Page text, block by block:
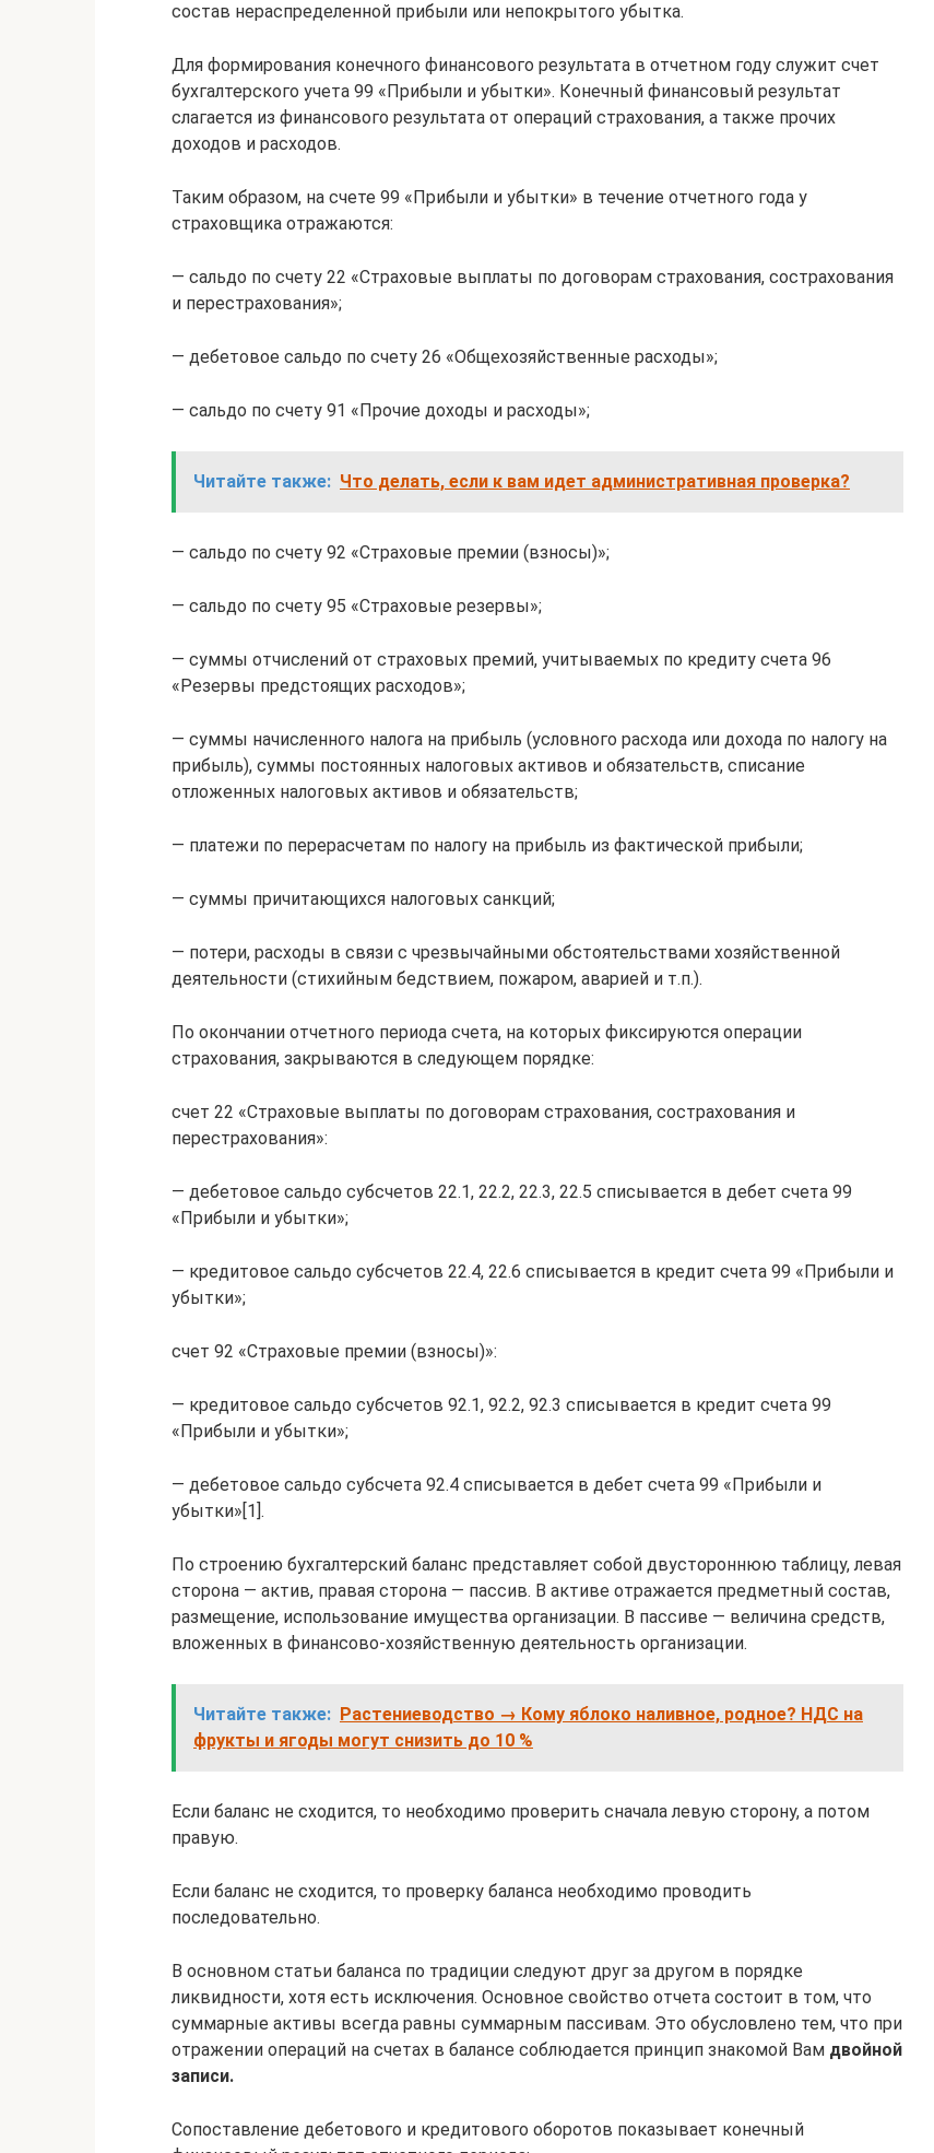
состав нераспределенной прибыли или непокрытого убытка.
Для формирования конечного финансового результата в отчетном году служит счет
бухгалтерского учета 99 «Прибыли и убытки». Конечный финансовый результат
слагается из финансового результата от операций страхования, а также прочих
доходов и расходов.
Таким образом, на счете 99 «Прибыли и убытки» в течение отчетного года у
страховщика отражаются:
— сальдо по счету 22 «Страховые выплаты по договорам страхования, сострахования
и перестрахования»;
— дебетовое сальдо по счету 26 «Общехозяйственные расходы»;
— сальдо по счету 91 «Прочие доходы и расходы»;
Читайте также: Что делать, если к вам идет административная проверка?
— сальдо по счету 92 «Страховые премии (взносы)»;
— сальдо по счету 95 «Страховые резервы»;
— суммы отчислений от страховых премий, учитываемых по кредиту счета 96
«Резервы предстоящих расходов»;
— суммы начисленного налога на прибыль (условного расхода или дохода по налогу на
прибыль), суммы постоянных налоговых активов и обязательств, списание
отложенных налоговых активов и обязательств;
— платежи по перерасчетам по налогу на прибыль из фактической прибыли;
— суммы причитающихся налоговых санкций;
— потери, расходы в связи с чрезвычайными обстоятельствами хозяйственной
деятельности (стихийным бедствием, пожаром, аварией и т.п.).
По окончании отчетного периода счета, на которых фиксируются операции
страхования, закрываются в следующем порядке:
счет 22 «Страховые выплаты по договорам страхования, сострахования и
перестрахования»:
— дебетовое сальдо субсчетов 22.1, 22.2, 22.3, 22.5 списывается в дебет счета 99
«Прибыли и убытки»;
— кредитовое сальдо субсчетов 22.4, 22.6 списывается в кредит счета 99 «Прибыли и
убытки»;
счет 92 «Страховые премии (взносы)»:
— кредитовое сальдо субсчетов 92.1, 92.2, 92.3 списывается в кредит счета 99
«Прибыли и убытки»;
— дебетовое сальдо субсчета 92.4 списывается в дебет счета 99 «Прибыли и
убытки»[1].
По строению бухгалтерский баланс представляет собой двустороннюю таблицу, левая
сторона — актив, правая сторона — пассив. В активе отражается предметный состав,
размещение, использование имущества организации. В пассиве — величина средств,
вложенных в финансово-хозяйственную деятельность организации.
Читайте также: Растениеводство → Кому яблоко наливное, родное? НДС на
фрукты и ягоды могут снизить до 10 %
Если баланс не сходится, то необходимо проверить сначала левую сторону, а потом
правую.
Если баланс не сходится, то проверку баланса необходимо проводить
последовательно.
В основном статьи баланса по традиции следуют друг за другом в порядке
ликвидности, хотя есть исключения. Основное свойство отчета состоит в том, что
суммарные активы всегда равны суммарным пассивам. Это обусловлено тем, что при
отражении операций на счетах в балансе соблюдается принцип знакомой Вам двойной
записи.
Сопоставление дебетового и кредитового оборотов показывает конечный